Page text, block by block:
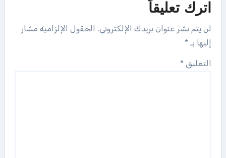
اترك تعليقاً
لن يتم نشر عنوان بريدك الإلكتروني. الحقول الإلزامية مشار
إليها بـ *
التعليق *